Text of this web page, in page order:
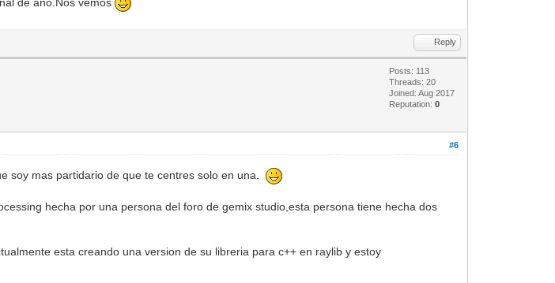
Reply
Posts: 113
Threads: 20
Joined: Aug 2017
Reputation:0
#6
soy mas partidario de que te centres solo en una.
hecha por una persona del foro de gemix studio,esta persona tiene hecha dos
esta creando una version de su libreria para c++ en raylib y estoy